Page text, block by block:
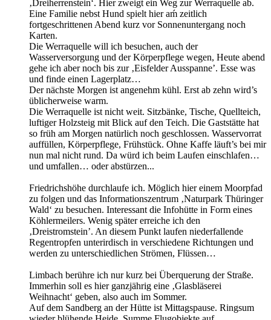
‚Dreiherrenstein‘. Hier zweigt ein Weg zur Werraquelle ab.
Eine Familie nebst Hund spielt hier aḿ zeitlich
fortgeschrittenen Abend kurz vor Sonnenuntergang noch
Karten.
Die Werraquelle will ich besuchen, auch der
Wasserversorgung und der Körperpflege wegen, Heute abend
gehe ich aber noch bis zur ‚Eisfelder Ausspanne’. Esse was
und finde einen Lagerplatz…
Der nächste Morgen ist angenehm kühl. Erst ab zehn wird’s
üblicherweise warm.
Die Werraquelle ist nicht weit. Sitzbänke, Tische, Quellteich,
luftiger Holzsteig mit Blick auf den Teich. Die Gaststätte hat
so früh am Morgen natürlich noch geschlossen. Wasservorrat
auffüllen, Körperpflege, Frühstück. Ohne Kaffe läuft’s bei mir
nun mal nicht rund. Da würd ich beim Laufen einschlafen…
und umfallen… oder abstürzen...
Friedrichshöhe durchlaufe ich. Möglich hier einem Moorpfad
zu folgen und das Informationszentrum ‚Naturpark Thüringer
Wald‘ zu besuchen. Interessant die Infohütte in Form eines
Köhlermeilers. Wenig später erreiche ich den
‚Dreistromstein’. An diesem Punkt laufen niederfallende
Regentropfen unterirdisch in verschiedene Richtungen und
werden zu unterschiedlichen Strömen, Flüssen…
Limbach berühre ich nur kurz bei Überquerung der Straße.
Immerhin soll es hier ganzjährig eine ‚Glasbläserei
Weihnacht‘ geben, also auch im Sommer.
Auf dem Sandberg an der Hütte ist Mittagspause. Ringsum